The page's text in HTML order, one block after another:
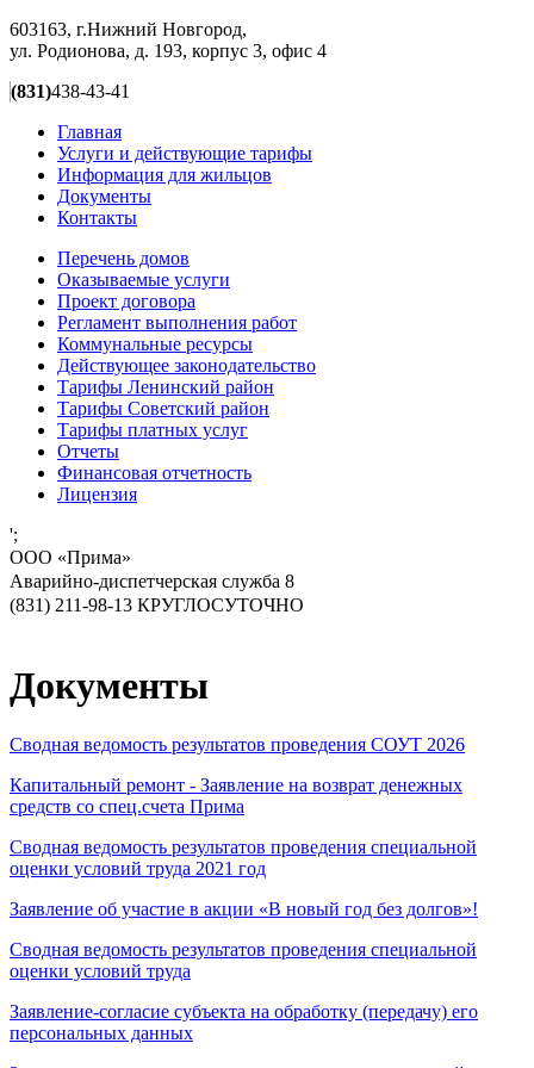
603163, г.Нижний Новгород,
ул. Родионова, д. 193, корпус 3, офис 4
(831)438-43-41
Главная
Услуги и действующие тарифы
Информация для жильцов
Документы
Контакты
Перечень домов
Оказываемые услуги
Проект договора
Регламент выполнения работ
Коммунальные ресурсы
Действующее законодательство
Тарифы Ленинский район
Тарифы Советский район
Тарифы платных услуг
Отчеты
Финансовая отчетность
Лицензия
';
ООО «Прима»
Аварийно-диспетчерская служба 8
(831) 211-98-13 КРУГЛОСУТОЧНО
Документы
Сводная ведомость результатов проведения СОУТ 2026
Капитальный ремонт - Заявление на возврат денежных
средств со спец.счета Прима
Сводная ведомость результатов проведения специальной
оценки условий труда 2021 год
Заявление об участие в акции «В новый год без долгов»!
Cводная ведомость результатов проведения специальной
оценки условий труда
Заявление-согласие субъекта на обработку (передачу) его
персональных данных